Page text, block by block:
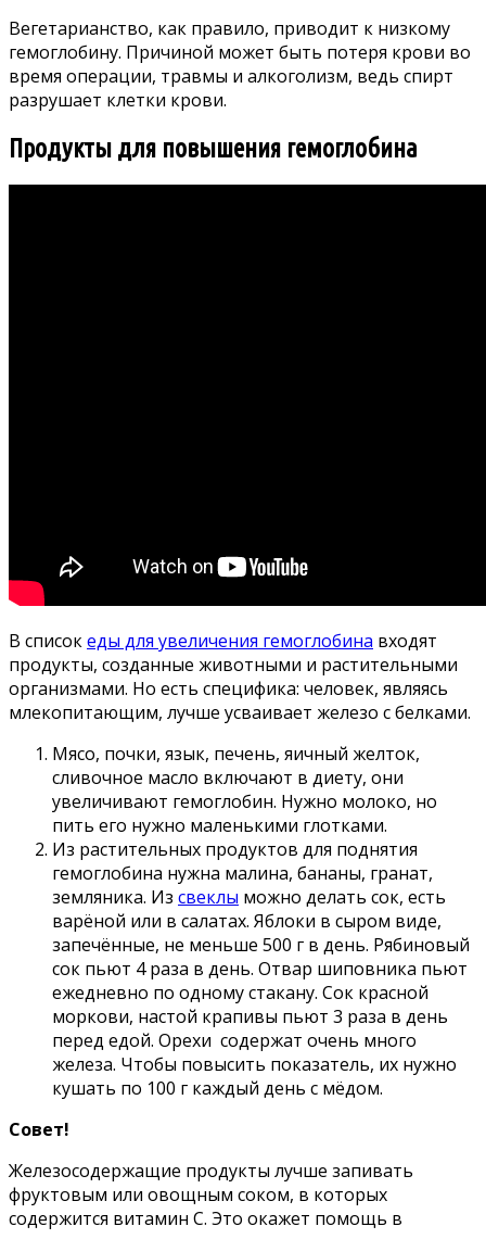
Вегетарианство, как правило, приводит к низкому
гемоглобину. Причиной может быть потеря крови во
время операции, травмы и алкоголизм, ведь спирт
разрушает клетки крови.
Продукты для повышения гемоглобина
В списокеды для увеличения гемоглобина входят
продукты, созданные животными и растительными
организмами. Но есть специфика: человек, являясь
млекопитающим, лучше усваивает железо с белками.
Мясо, почки, язык, печень, яичный желток,
сливочное масло включают в диету, они
увеличивают гемоглобин. Нужно молоко, но
пить его нужно маленькими глотками.
Из растительных продуктов для поднятия
гемоглобина нужна малина, бананы, гранат,
земляника. Из свеклы можно делать сок, есть
варёной или в салатах. Яблоки в сыром виде,
запечённые, не меньше 500 г в день. Рябиновый
сок пьют 4 раза в день. Отвар шиповника пьют
ежедневно по одному стакану. Сок красной
моркови, настой крапивы пьют 3 раза в день
перед едой. Орехи содержат очень много
железа. Чтобы повысить показатель, их нужно
кушать по 100 г каждый день с мёдом.
Совет!
Железосодержащие продукты лучше запивать
фруктовым или овощным соком, в которых
содержится витамин C. Это окажет помощь в